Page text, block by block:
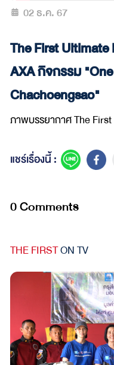
02 ธ.ค. 67
The First
AXA กิจกรรม
Chachoengsao"
ภาพบรรยากาศ The
แชร์เรื่องนี้ :
0 Comments
THE FIRSTON TV